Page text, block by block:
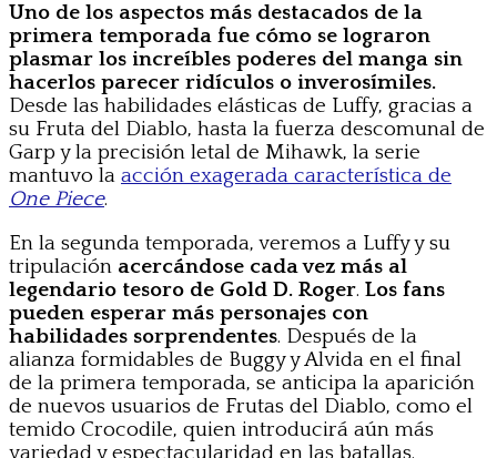
Uno de los aspectos más destacados de la
primera temporada fue cómo se lograron
plasmar los increíbles poderes del manga sin
hacerlos parecer ridículos o inverosímiles.
Desde las habilidades elásticas de Luffy, gracias a
su Fruta del Diablo, hasta la fuerza descomunal de
Garp y la precisión letal de Mihawk, la serie
mantuvo la acción exagerada característica de
One Piece.
En la segunda temporada, veremos a Luffy y su
tripulación acercándose cada vez más al
legendario tesoro de Gold D. Roger. Los fans
pueden esperar más personajes con
habilidades sorprendentes. Después de la
alianza formidables de Buggy y Alvida en el final
de la primera temporada, se anticipa la aparición
de nuevos usuarios de Frutas del Diablo, como el
temido Crocodile, quien introducirá aún más
variedad y espectacularidad en las batallas.